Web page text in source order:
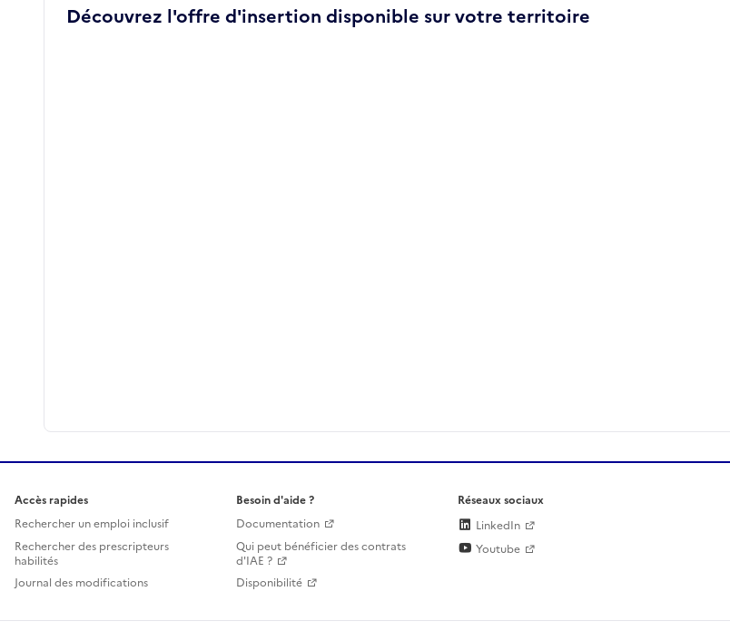
Découvrez l'offre d'insertion disponible sur votre territoire
Accès rapides
Rechercher un emploi inclusif
Rechercher des prescripteurs
habilités
Journal des modifications
Besoin d'aide ?
Documentation
Qui peut bénéficier des contrats
d'IAE ?
Disponibilité
Réseaux sociaux
LinkedIn
Youtube